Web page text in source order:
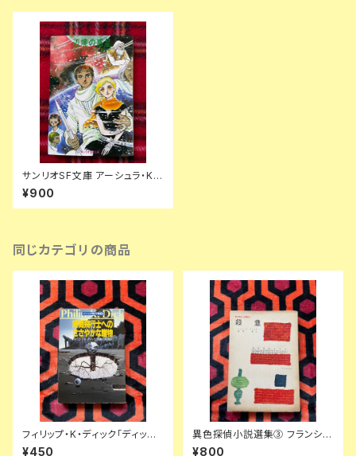
サンリオSF文庫 アーシュラ・K・
ル=グイン「辺境の惑星」初版 脇
明子訳 カバー：竹宮恵子
¥900
同じカテゴリの商品
フィリップ・K・ディック「ディック
傑作集② 時間飛行士へのささ
¥450
異色探偵小説選集③ フランシ
ス・アイルズ「殺意」延原謙 訳 初
¥800